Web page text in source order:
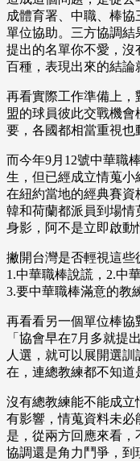
成體育署、中職、棒
單位協助。三方協調
提出的名單你不愛，
百種，表現出來的結論
再看實際工作準備上
盟的球員彼此交戰機
要，各國都相當重視也
而今年9月12號中華職
生，但已經成立情蒐小
在紐約當地的經典賽
韓和荷蘭都派員到場情
身影，阿不是立即啟動
撇開台灣是否輕視這些
1.中華職棒說謊，2.中
3.要中華職棒滿意的教
再看看另一個單位棒協
「協會早在7月多就提
人選，就可以展開選
在，連總教練都不知道
沒有總教練能不能成
有影響，情蒐資料未
是，從兩方回應來看
協調還是角力鬥爭，